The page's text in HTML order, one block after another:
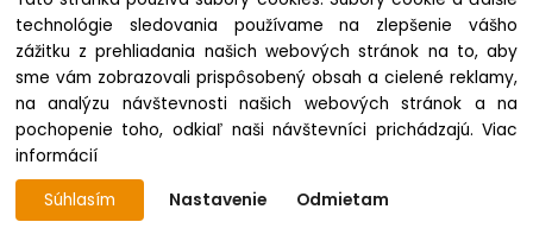
Hadica Strend Pro Premium
1/2", L-35 m, záhradná
skladom 52 ks
28.00 €
Hadica Strend Pro Premium
1/2", L-50 m, záhradná
skladom 88 ks
technológie sledovania používame na zlepšenie vášho
zážitku z prehliadania našich webových stránok na to, aby
sme vám zobrazovali prispôsobený obsah a cielené reklamy,
na analýzu návštevnosti našich webových stránok a na
pochopenie toho, odkiaľ naši návštevníci prichádzajú.Viac
informácií
Súhlasím
Nastavenie Odmietam